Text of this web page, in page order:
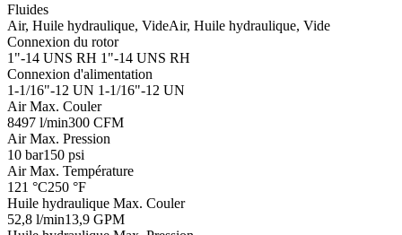
Fluides
Air, Huile hydraulique, VideAir, Huile hydraulique, Vide
Connexion du rotor
1"-14 UNS RH 1"-14 UNS RH
Connexion d'alimentation
1-1/16"-12 UN 1-1/16"-12 UN
Air Max. Couler
8497 l/min300 CFM
Air Max. Pression
10 bar150 psi
Air Max. Température
121 °C250 °F
Huile hydraulique Max. Couler
52,8 l/min13,9 GPM